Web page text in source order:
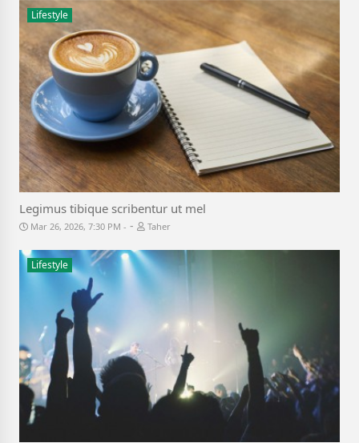
Lifestyle
Legimus tibique scribentur ut mel
Mar 26, 2026, 7:30 PM - Taher
Lifestyle